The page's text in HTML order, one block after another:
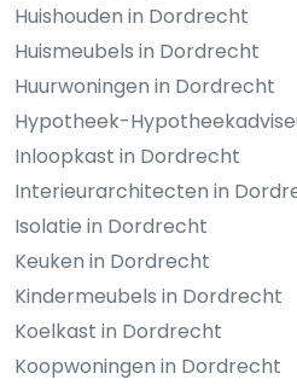
Huishouden in Dordrecht
Huismeubels in Dordrecht
Huurwoningen in Dordrecht
Hypotheek-
Inloopkast in Dordrecht
Interieurarchitecten in
Isolatie in Dordrecht
Keuken in Dordrecht
Kindermeubels in Dordrecht
Koelkast in Dordrecht
Koopwoningen in Dordrecht